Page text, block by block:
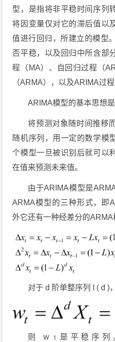
型，是指将非平稳时间序列
将因变量仅对它的滞后值以
值进行回归，所建立的模型
否平稳，以及回归中所含部
程（MA）、自回归过程（
（ARMA），以及ARIMA过程
ARIMA模型的基本思想是
将预测对象随时间推移
随机序列，用一定的数学模
个模型一旦被识别后就可以
在值来预测未来值。
由于ARIMA模型是
ARMA模型的三种形式，即
外它还有一种经差分的ARMA
对于d 阶单整序列 (d)
则w t 是平稳序